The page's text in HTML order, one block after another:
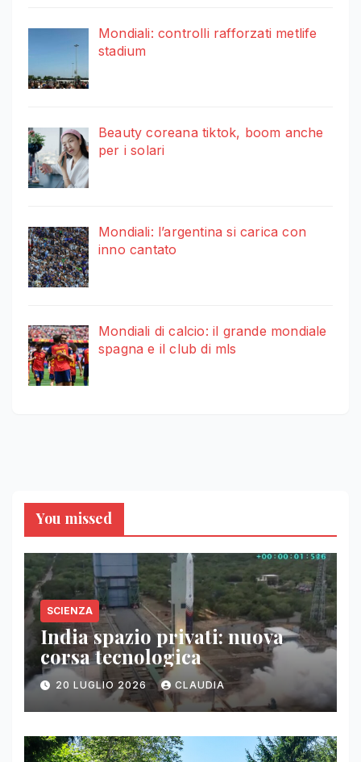
Mondiali: controlli rafforzati metlife
stadium
Beauty coreana tiktok, boom anche
per i solari
Mondiali: l’argentina si carica con
inno cantato
Mondiali di calcio: il grande mondiale
spagna e il club di mls
You missed
SCIENZA
India spazio privati: nuova
corsa tecnologica
20 LUGLIO 2026 CLAUDIA